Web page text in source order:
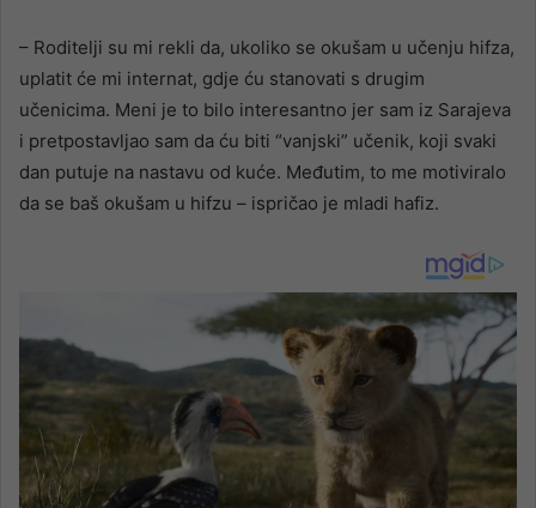
– Roditelji su mi rekli da, ukoliko se okušam u učenju hifza,
uplatit će mi internat, gdje ću stanovati s drugim
učenicima. Meni je to bilo interesantno jer sam iz Sarajeva
i pretpostavljao sam da ću biti “vanjski” učenik, koji svaki
dan putuje na nastavu od kuće. Međutim, to me motiviralo
da se baš okušam u hifzu – ispričao je mladi hafiz.